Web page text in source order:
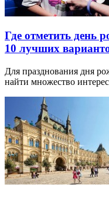
Где отметить день
10 лучших
Для празднования дня
найти множество